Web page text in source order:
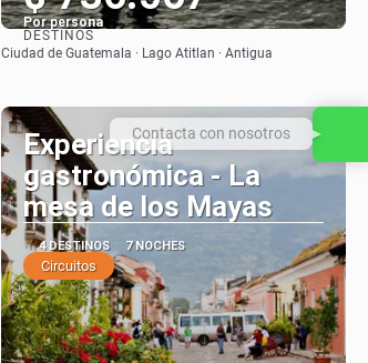
Por persona
Ver
DESTINOS
Ciudad de Guatemala · Lago Atitlan · Antigua
Experiencia
gastronómica - La
mesa de los Mayas
4 DESTINOS 7 NOCHES
Circuitos
Contacta con nosotros